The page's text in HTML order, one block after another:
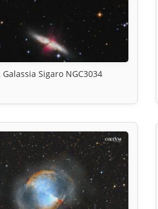
Galassia Sigaro NGC3034